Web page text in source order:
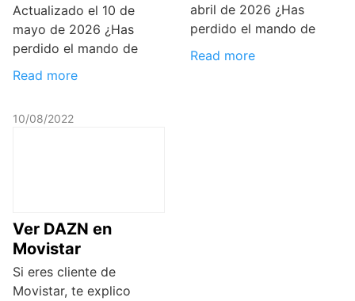
Actualizado el 10 de
mayo de 2026 ¿Has
perdido el mando de
Read more
abril de 2026 ¿Has
perdido el mando de
Read more
10/08/2022
Ver DAZN en
Movistar
Si eres cliente de
Movistar, te explico